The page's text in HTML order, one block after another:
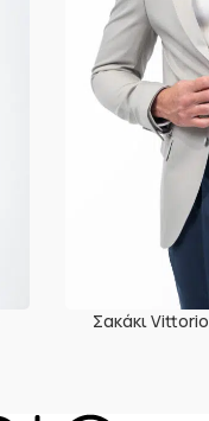
Σακάκι